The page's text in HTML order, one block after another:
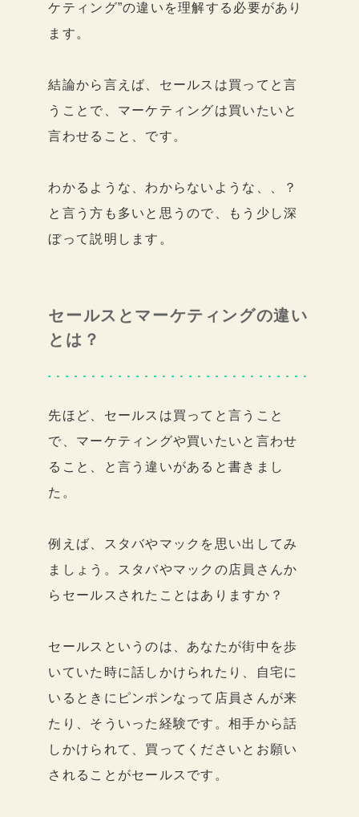
ケティング”の違いを理解する必要があり
ます。
結論から言えば、セールスは買ってと言
うことで、マーケティングは買いたいと
言わせること、です。
わかるような、わからないような、、？
と言う方も多いと思うので、もう少し深
ぼって説明します。
セールスとマーケティングの違い
とは？
先ほど、セールスは買ってと言うこと
で、マーケティングや買いたいと言わせ
ること、と言う違いがあると書きまし
た。
例えば、スタバやマックを思い出してみ
ましょう。スタバやマックの店員さんか
らセールスされたことはありますか？
セールスというのは、あなたが街中を歩
いていた時に話しかけられたり、自宅に
いるときにピンポンなって店員さんが来
たり、そういった経験です。相手から話
しかけられて、買ってくださいとお願い
されることがセールスです。